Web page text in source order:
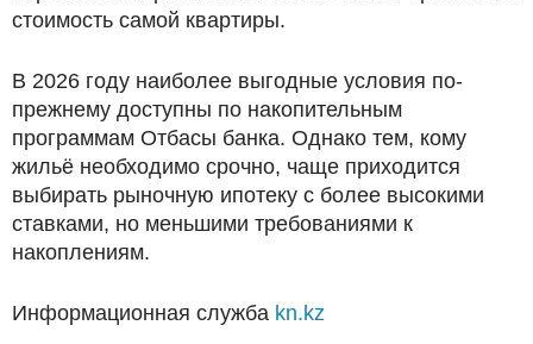
стоимость самой квартиры.
В 2026 году наиболее выгодные условия по-
прежнему доступны по накопительным
программам Отбасы банка. Однако тем, кому
жильё необходимо срочно, чаще приходится
выбирать рыночную ипотеку с более высокими
ставками, но меньшими требованиями к
накоплениям.
Информационная служба kn.kz